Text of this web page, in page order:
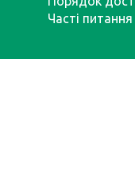
Часті питання